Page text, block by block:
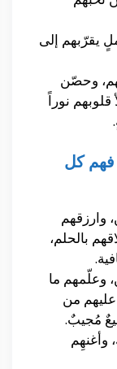
يقرّبهم إلى
وحصّن
نوراً
فهم كل
وارزقهم
بالحلم،
وعلّمهم ما
عليهم من
مُجيبٌ.
وأغنهِم